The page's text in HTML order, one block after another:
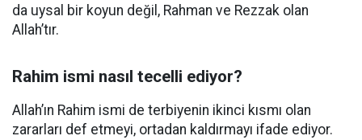
da uysal bir koyun değil, Rahman ve Rezzak olan
Allah’tır.
Rahim ismi nasıl tecelli ediyor?
Allah’ın Rahim ismi de terbiyenin ikinci kısmı olan
zararları def etmeyi, ortadan kaldırmayı ifade ediyor.